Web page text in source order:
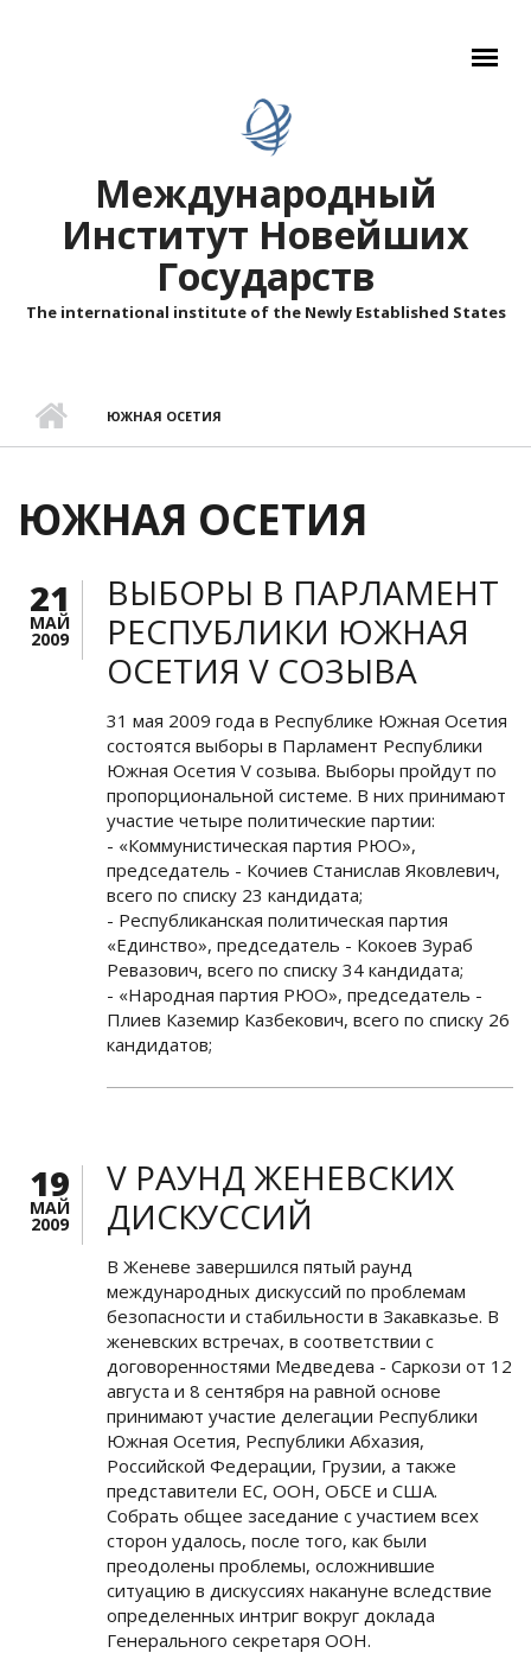
Международный
Институт Новейших
Государств
The international institute of the Newly Established States
ЮЖНАЯ ОСЕТИЯ
ЮЖНАЯ ОСЕТИЯ
21
МАЙ
2009
ВЫБОРЫ В ПАРЛАМЕНТ
РЕСПУБЛИКИ ЮЖНАЯ
ОСЕТИЯ V СОЗЫВА
31 мая 2009 года в Республике Южная Осетия
состоятся выборы в Парламент Республики
Южная Осетия V созыва. Выборы пройдут по
пропорциональной системе. В них принимают
участие четыре политические партии:
- «Коммунистическая партия РЮО»,
председатель - Кочиев Станислав Яковлевич,
всего по списку 23 кандидата;
- Республиканская политическая партия
«Единство», председатель - Кокоев Зураб
Ревазович, всего по списку 34 кандидата;
- «Народная партия РЮО», председатель -
Плиев Каземир Казбекович, всего по списку 26
кандидатов;
19
МАЙ
2009
V РАУНД ЖЕНЕВСКИХ
ДИСКУССИЙ
В Женеве завершился пятый раунд
международных дискуссий по проблемам
безопасности и стабильности в Закавказье. В
женевских встречах, в соответствии с
договоренностями Медведева - Саркози от 12
августа и 8 сентября на равной основе
принимают участие делегации Республики
Южная Осетия, Республики Абхазия,
Российской Федерации, Грузии, а также
представители ЕС, ООН, ОБСЕ и США.
Собрать общее заседание с участием всех
сторон удалось, после того, как были
преодолены проблемы, осложнившие
ситуацию в дискуссиях накануне вследствие
определенных интриг вокруг доклада
Генерального секретаря ООН.